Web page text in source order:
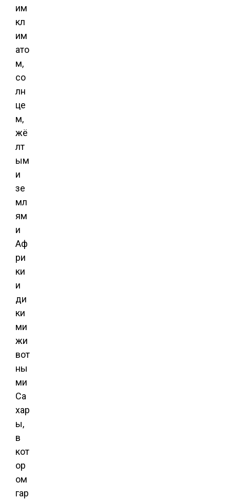
им
кл
им
ато
м,
со
лн
це
м,
жё
лт
ым
и
зе
мл
ям
и
Аф
ри
ки
и
ди
ки
ми
жи
вот
ны
ми
Са
хар
ы,
в
кот
ор
ом
гар